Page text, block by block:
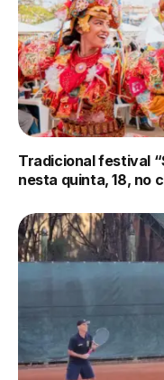
Tradicional festival
nesta quinta, 18, no